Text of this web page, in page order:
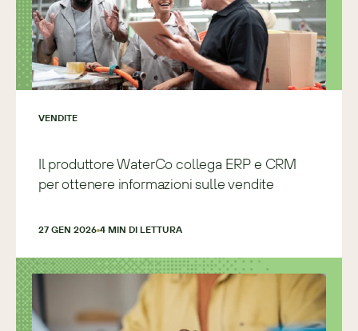
VENDITE
Il produttore WaterCo collega ERP e CRM
per ottenere informazioni sulle vendite
27 GEN 2026 4 MIN DI LETTURA